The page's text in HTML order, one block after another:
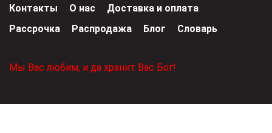
Контакты О нас
Доставка и оплата
Рассрочка
Распродажа Блог Словарь
Мы Вас любим, и да хранит Вас Бог!